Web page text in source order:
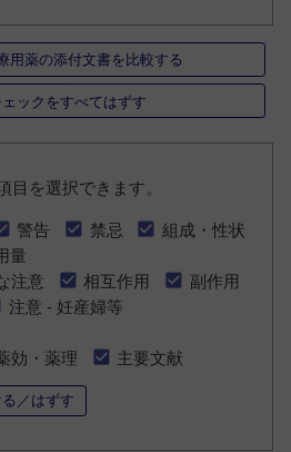
用薬の添付文書を比較する
ックをすべてはずす
を選択できます。
警告 禁忌
組成・性状
量
注意 相互作用
副作用
注意 - 妊産婦等
効・薬理 主要文献
／はずす